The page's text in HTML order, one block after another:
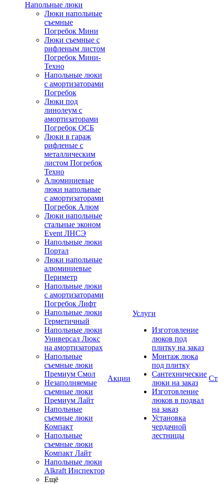
Напольные люки
Люки напольные
съемные
Погребок Мини
Люки съемные с
рифленым листом
Погребок Мини-
Техно
Напольные люки
с амортизаторами
Погребок
Люки под
линолеум с
амортизаторами
Погребок ОСБ
Люки в гараж
рифленые с
металлическим
листом Погребок
Техно
Алюминиевые
люки напольные
с амортизаторами
Погребок Алюм
Люки напольные
стальные эконом
Event ЛНСЭ
Напольные люки
Портал
Люки напольные
алюминиевые
Периметр
Напольные люки
с амортизаторами
Погребок Лифт
Напольные люки
Герметичный
Напольные люки
Универсал Люкс
на амортизаторах
Напольные
съемные люки
Премиум Смол
Незаполняемые
съемные люки
Премиум Лайт
Напольные
съемные люки
Компакт
Напольные
съемные люки
Компакт Лайт
Напольные люки
Alkraft Инспектор
Ещё
Акции
Услуги
Изготовление
люков под
плитку на заказ
Монтаж люка
под плитку
Сантехнические
люки на заказ
Изготовление
люков в подвал
на заказ
Установка
чердачной
лестницы